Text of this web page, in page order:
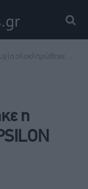
εκδήλωση της EPSILON DYNAMICS του Ομίλου EPSILONNET
η